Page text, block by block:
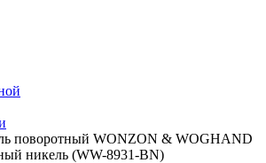
поворотный WONZON & WOGHAND
никель (WW-8931-BN)